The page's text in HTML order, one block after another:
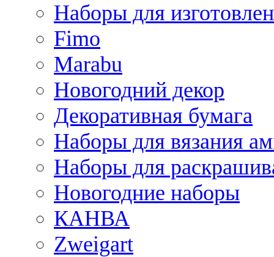
Наборы для
Fimo
Marabu
Новогодний декор
Декоративная бумага
Наборы для вязания
Наборы для
Новогодние наборы
КАНВА
Zweigart